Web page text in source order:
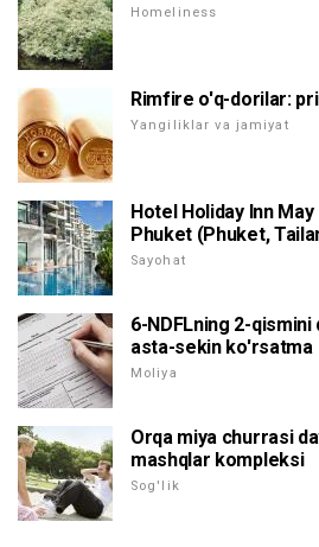
Homeliness
Rimfire o'q-dorilar:
Yangiliklar va jamiyat
Hotel Holiday Inn
Phuket (Phuket,
Sayohat
6-NDFLning 2-
asta-sekin ko'rsatma
Moliya
Orqa miya churrasi
mashqlar kompleksi
Sog'lik